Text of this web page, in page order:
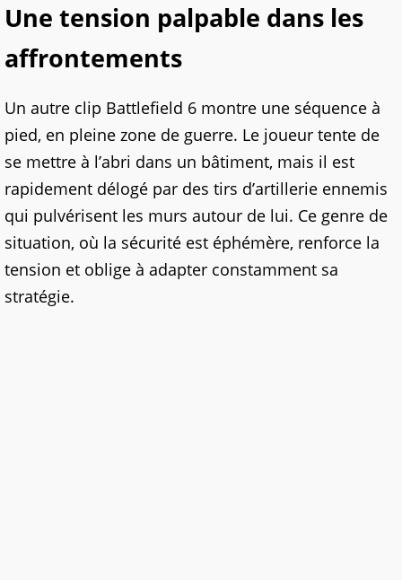
Une tension palpable dans les
affrontements
Un autre clip Battlefield 6 montre une séquence à
pied, en pleine zone de guerre. Le joueur tente de
se mettre à l’abri dans un bâtiment, mais il est
rapidement délogé par des tirs d’artillerie ennemis
qui pulvérisent les murs autour de lui. Ce genre de
situation, où la sécurité est éphémère, renforce la
tension et oblige à adapter constamment sa
stratégie.